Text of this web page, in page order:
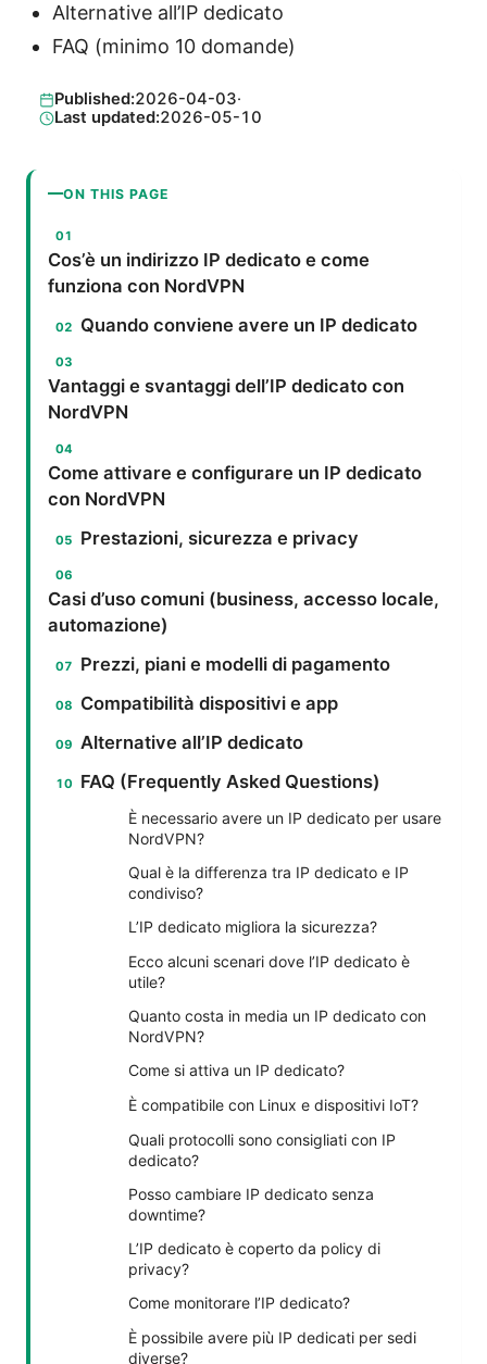
Alternative all’IP dedicato
FAQ (minimo 10 domande)
Published:2026-04-03·
Last updated:2026-05-10
ON THIS PAGE
Cos’è un indirizzo IP dedicato e come
funziona con NordVPN
Quando conviene avere un IP dedicato
Vantaggi e svantaggi dell’IP dedicato con
NordVPN
Come attivare e configurare un IP dedicato
con NordVPN
Prestazioni, sicurezza e privacy
Casi d’uso comuni (business, accesso locale,
automazione)
Prezzi, piani e modelli di pagamento
Compatibilità dispositivi e app
Alternative all’IP dedicato
FAQ (Frequently Asked Questions)
È necessario avere un IP dedicato per usare
NordVPN?
Qual è la differenza tra IP dedicato e IP
condiviso?
L’IP dedicato migliora la sicurezza?
Ecco alcuni scenari dove l’IP dedicato è
utile?
Quanto costa in media un IP dedicato con
NordVPN?
Come si attiva un IP dedicato?
È compatibile con Linux e dispositivi IoT?
Quali protocolli sono consigliati con IP
dedicato?
Posso cambiare IP dedicato senza
downtime?
L’IP dedicato è coperto da policy di
privacy?
Come monitorare l’IP dedicato?
È possibile avere più IP dedicati per sedi
diverse?